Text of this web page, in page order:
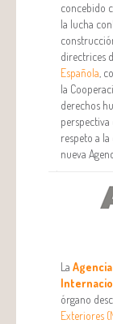
concebido
la lucha
directrices
Española ,
la
derechos
respeto a
nueva
La
órgano
Exteriores